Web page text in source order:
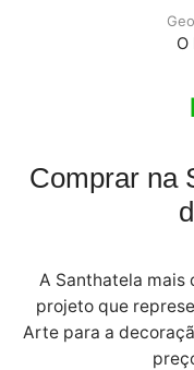
Comprar na
A Santhatela mais
projeto que
Arte para a